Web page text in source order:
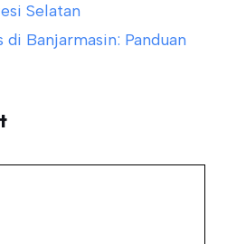
Selatan
Banjarmasin: Panduan